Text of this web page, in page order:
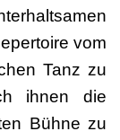
vom
Tanz zu
ihnen die
Bühne zu